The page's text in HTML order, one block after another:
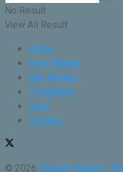
No Result
View All Result
Home
Kota Malang
Kab Malang
Pendidikan
Opini
Tentang
© 2026 Seputar Malang -